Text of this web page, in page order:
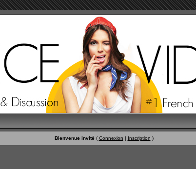
Bienvenue invité( Connexion | Inscription )